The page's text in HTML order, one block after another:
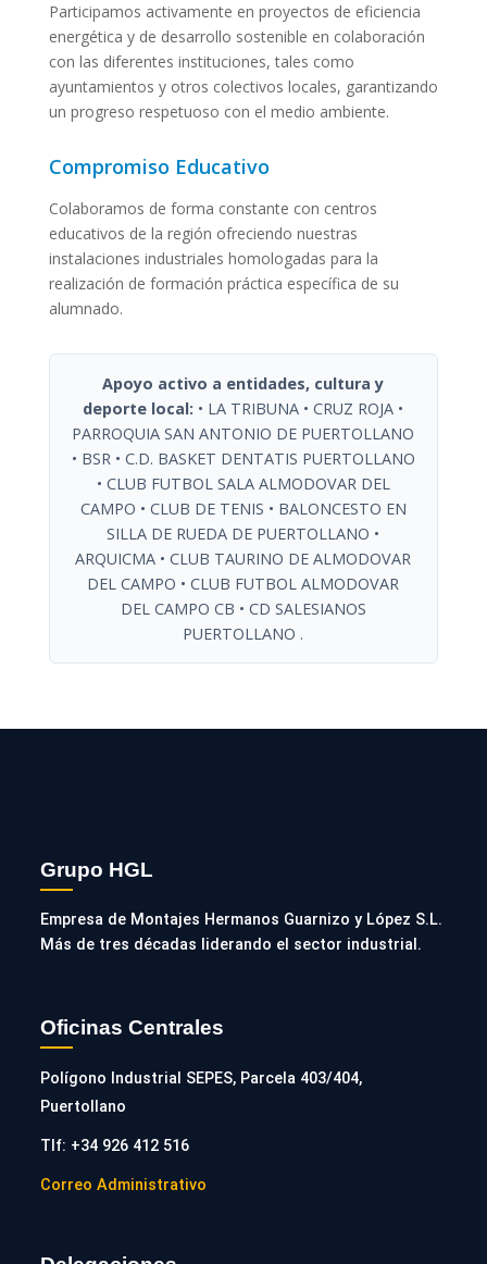
Participamos activamente en proyectos de eficiencia
energética y de desarrollo sostenible en colaboración
con las diferentes instituciones, tales como
ayuntamientos y otros colectivos locales, garantizando
un progreso respetuoso con el medio ambiente.
Compromiso Educativo
Colaboramos de forma constante con centros
educativos de la región ofreciendo nuestras
instalaciones industriales homologadas para la
realización de formación práctica específica de su
alumnado.
Apoyo activo a entidades, cultura y
deporte local: • LA TRIBUNA • CRUZ ROJA •
PARROQUIA SAN ANTONIO DE PUERTOLLANO
• BSR • C.D. BASKET DENTATIS PUERTOLLANO
• CLUB FUTBOL SALA ALMODOVAR DEL
CAMPO • CLUB DE TENIS • BALONCESTO EN
SILLA DE RUEDA DE PUERTOLLANO •
ARQUICMA • CLUB TAURINO DE ALMODOVAR
DEL CAMPO • CLUB FUTBOL ALMODOVAR
DEL CAMPO CB • CD SALESIANOS
PUERTOLLANO .
Grupo HGL
Empresa de Montajes Hermanos Guarnizo y López S.L.
Más de tres décadas liderando el sector industrial.
Oficinas Centrales
Polígono Industrial SEPES, Parcela 403/404,
Puertollano
Tlf: +34 926 412 516
Correo Administrativo